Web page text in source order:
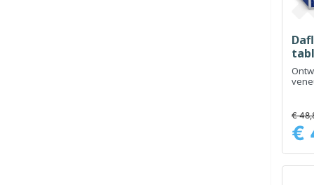
Prijs
€
€